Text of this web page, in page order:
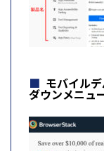
モバイル
ダウンメニュ